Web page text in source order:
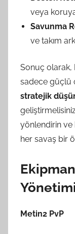
veya
Savunma
ve takım
Sonuç olarak,
sadece güçlü
stratejik
yönlendirin ve
her savaş bir
Yönetimi
Metin2 PvP